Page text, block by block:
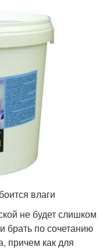
влаги
не будет слишком
брать по сочетанию
причем как для